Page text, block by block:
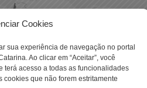
Cookies
sua experiência de navegação no portal
Ao clicar em “Aceitar”, você
terá acesso a todas as funcionalidades
cookies que não forem estritamente